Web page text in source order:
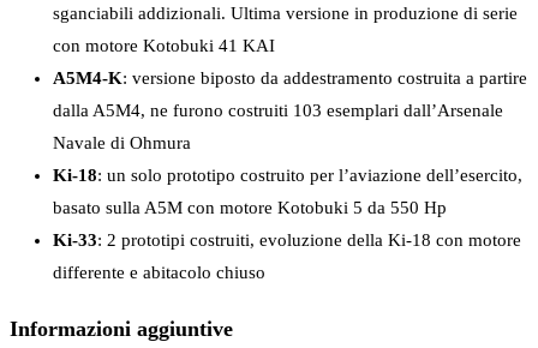
sganciabili addizionali. Ultima versione in produzione di serie
con motore Kotobuki 41 KAI
A5M4-K: versione biposto da addestramento costruita a partire
dalla A5M4, ne furono costruiti 103 esemplari dall’Arsenale
Navale di Ohmura
Ki-18: un solo prototipo costruito per l’aviazione dell’esercito,
basato sulla A5M con motore Kotobuki 5 da 550 Hp
Ki-33: 2 prototipi costruiti, evoluzione della Ki-18 con motore
differente e abitacolo chiuso
Informazioni aggiuntive